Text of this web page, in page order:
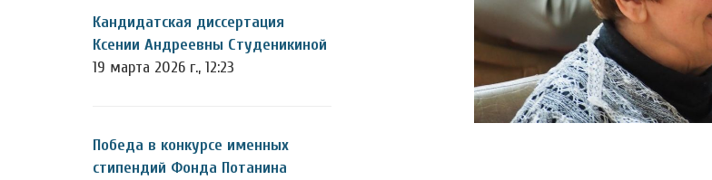
Кандидатская диссертация
Ксении Андреевны Студеникиной
19 марта 2026 г., 12:23
Победа в конкурсе именных
стипендий Фонда Потанина